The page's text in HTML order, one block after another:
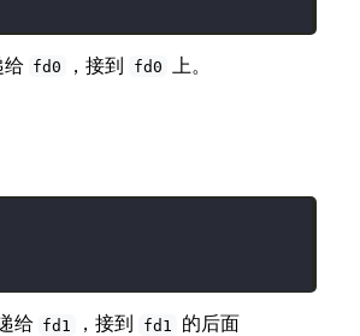
给 fd0 ，接到 fd0 上。
给 fd1 ，接到 fd1 的后面